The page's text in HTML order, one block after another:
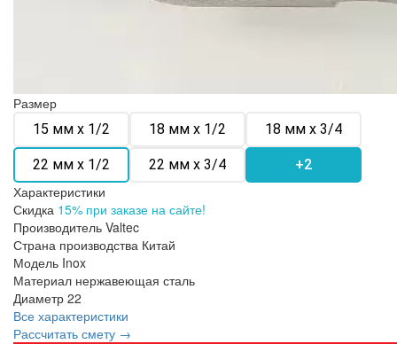
Размер
15 мм х 1/2 18 мм х 1/2 18 мм х 3/4
22 мм х 1/2 22 мм х 3/4 +2
Характеристики
Скидка 15% при заказе на сайте!
Производитель Valtec
Страна производства Китай
Модель Inox
Материал нержавеющая сталь
Диаметр 22
Все характеристики
Рассчитать смету →